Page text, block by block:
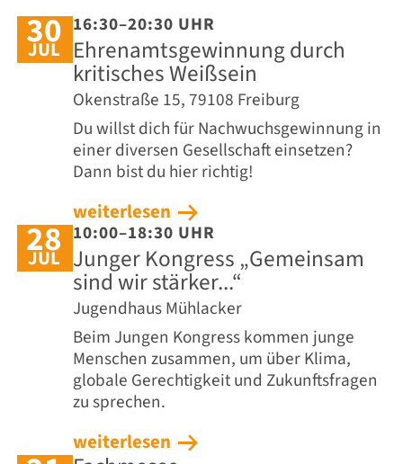
30
JUL
16:30–20:30 UHR
Ehrenamtsgewinnung durch
kritisches Weißsein
Okenstraße 15, 79108 Freiburg
Du willst dich für Nachwuchs­gewinnung in
einer diversen Gesellschaft einsetzen?
Dann bist du hier richtig!
weiterlesen
28
JUL
10:00–18:30 UHR
Junger Kongress „Gemeinsam
sind wir stärker...“
Jugendhaus Mühlacker
Beim Jungen Kongress kommen junge
Menschen zusammen, um über Klima,
globale Gerechtigkeit und Zukunftsfragen
zu sprechen.
weiterlesen